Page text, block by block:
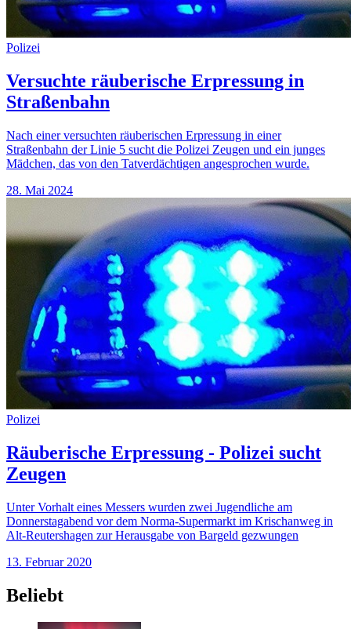
Polizei
Versuchte räuberische Erpressung in
Straßenbahn
Nach einer versuchten räuberischen Erpressung in einer
Straßenbahn der Linie 5 sucht die Polizei Zeugen und ein junges
Mädchen, das von den Tatverdächtigen angesprochen wurde.
28. Mai 2024
Polizei
Räuberische Erpressung - Polizei sucht
Zeugen
Unter Vorhalt eines Messers wurden zwei Jugendliche am
Donnerstagabend vor dem Norma-Supermarkt im Krischanweg in
Alt-Reutershagen zur Herausgabe von Bargeld gezwungen
13. Februar 2020
Beliebt